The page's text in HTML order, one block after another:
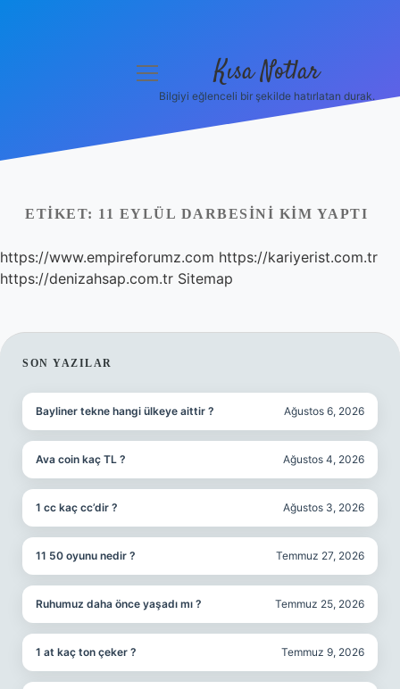
Yasal Uyarı
Hakkımızda
menüyü
Kısa Notlar
Bilgiyi eğlenceli bir şekilde hatırlatan durak.
ETIKET: 11 EYLÜL DARBESINI KIM YAPTI
https://www.empireforumz.com https://kariyerist.com.tr
https://denizahsap.com.tr Sitemap
SIDEBAR
SON YAZILAR
Bayliner tekne hangi ülkeye aittir ? Ağustos 6, 2026
Ava coin kaç TL ? Ağustos 4, 2026
1 cc kaç cc’dir ? Ağustos 3, 2026
11 50 oyunu nedir ? Temmuz 27, 2026
Ruhumuz daha önce yaşadı mı ? Temmuz 25, 2026
1 at kaç ton çeker ? Temmuz 9, 2026